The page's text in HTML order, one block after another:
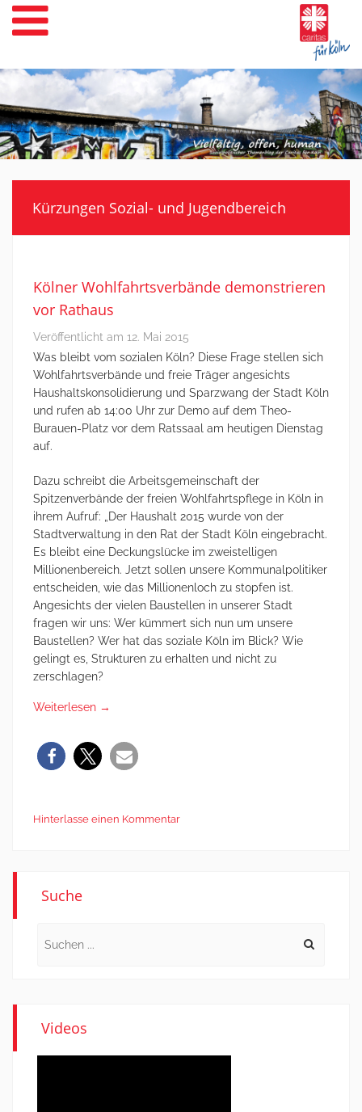
Weiter
zum
Inhalt
Kürzungen Sozial- und Jugendbereich
Kölner Wohlfahrtsverbände demonstrieren
vor Rathaus
Veröffentlicht am 12. Mai 2015
Was bleibt vom sozialen Köln? Diese Frage stellen sich
Wohlfahrtsverbände und freie Träger angesichts
Haushaltskonsolidierung und Sparzwang der Stadt Köln
und rufen ab 14:00 Uhr zur Demo auf dem Theo-
Burauen-Platz vor dem Ratssaal am heutigen Dienstag
auf.
Dazu schreibt die Arbeitsgemeinschaft der
Spitzenverbände der freien Wohlfahrtspflege in Köln in
ihrem Aufruf: „Der Haushalt 2015 wurde von der
Stadtverwaltung in den Rat der Stadt Köln eingebracht.
Es bleibt eine Deckungslücke im zweistelligen
Millionenbereich. Jetzt sollen unsere Kommunalpolitiker
entscheiden, wie das Millionenloch zu stopfen ist.
Angesichts der vielen Baustellen in unserer Stadt
fragen wir uns: Wer kümmert sich nun um unsere
Baustellen? Wer hat das soziale Köln im Blick? Wie
gelingt es, Strukturen zu erhalten und nicht zu
zerschlagen?
Weiterlesen →
Hinterlasse einen Kommentar
Suche
Videos